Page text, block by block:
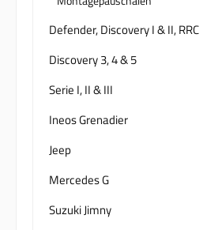
Defender, Discovery I & II, RRC
Discovery 3, 4 & 5
Serie I, II & III
Ineos Grenadier
Jeep
Mercedes G
Suzuki Jimny